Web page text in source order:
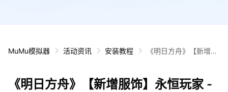
MuMu模拟器 活动资讯 安装教程
《明日方舟》【新增服
《明日方舟》【新增服饰】永恒玩家 -